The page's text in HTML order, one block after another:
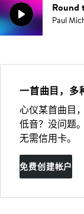
Round
Paul
一首曲目，多
心仪某首曲目
低音？没问题
无需信用卡。
免费创建帐户